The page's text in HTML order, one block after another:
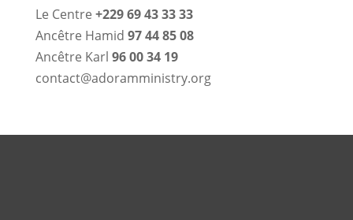
Le Centre +229 69 43 33 33
Ancêtre Hamid 97 44 85 08
Ancêtre Karl 96 00 34 19
contact@adoramministry.org